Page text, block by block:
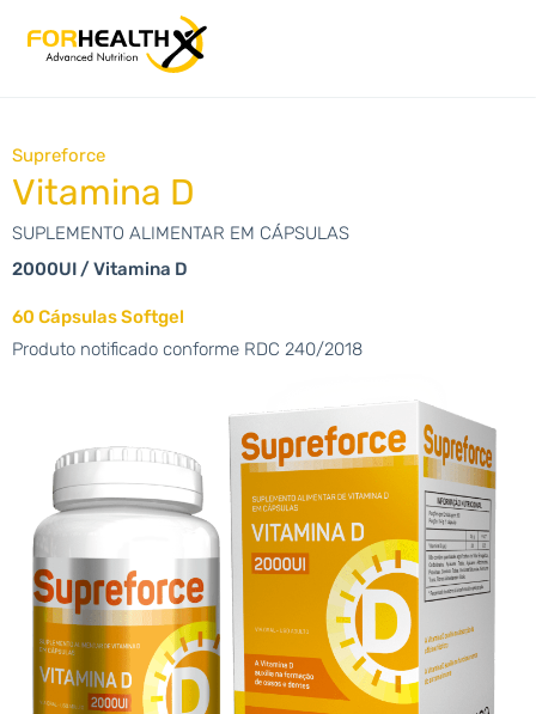
Supreforce
Vitamina D
SUPLEMENTO ALIMENTAR EM CÁPSULAS
2000UI / Vitamina D
60 Cápsulas Softgel
Produto notificado conforme RDC 240/2018